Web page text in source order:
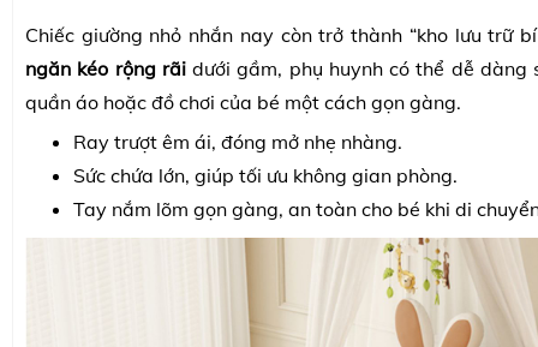
Chiếc giường nhỏ nhắn nay còn trở thành “kho lưu trữ
ngăn kéo rộng rãidưới gầm, phụ huynh có thể dễ dàng
quần áo hoặc đồ chơi của bé một cách gọn gàng.
Ray trượt êm ái, đóng mở nhẹ nhàng.
Sức chứa lớn, giúp tối ưu không gian phòng.
Tay nắm lõm gọn gàng, an toàn cho bé khi di